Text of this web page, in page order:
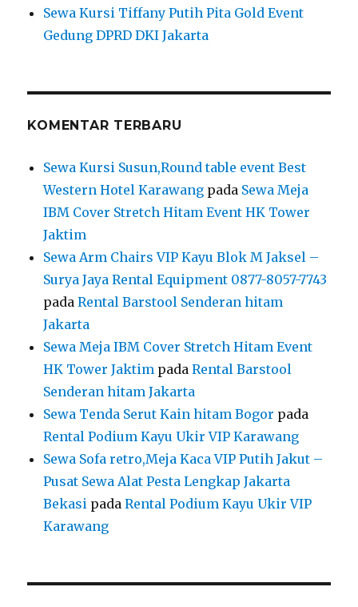
Sewa Kursi Tiffany Putih Pita Gold Event
Gedung DPRD DKI Jakarta
KOMENTAR TERBARU
Sewa Kursi Susun,Round table event Best
Western Hotel Karawang pada Sewa Meja
IBM Cover Stretch Hitam Event HK Tower
Jaktim
Sewa Arm Chairs VIP Kayu Blok M Jaksel –
Surya Jaya Rental Equipment 0877-8057-7743
padaRental Barstool Senderan hitam
Jakarta
Sewa Meja IBM Cover Stretch Hitam Event
HK Tower Jaktim padaRental Barstool
Senderan hitam Jakarta
Sewa Tenda Serut Kain hitam Bogor pada
Rental Podium Kayu Ukir VIP Karawang
Sewa Sofa retro,Meja Kaca VIP Putih Jakut –
Pusat Sewa Alat Pesta Lengkap Jakarta
Bekasi padaRental Podium Kayu Ukir VIP
Karawang